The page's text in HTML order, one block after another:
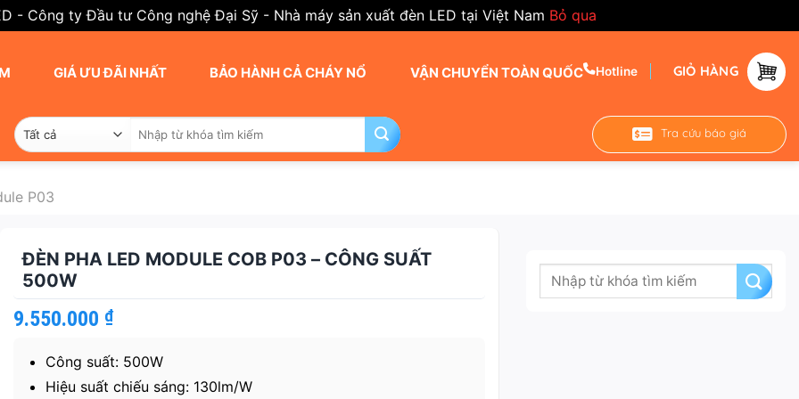
- Công ty Đầu tư Công nghệ Đại Sỹ - Nhà máy sản xuất đèn LED tại Việt Nam Bỏ qua
GIÁ ƯU ĐÃI NHẤT BẢO HÀNH CẢ CHÁY NỔ VẬN CHUYỂN TOÀN QUỐC Hotline GIỎ HÀNG
kiếm:
Tra cứu báo giá
P03
ĐÈN PHA LED MODULE COB P03 – CÔNG SUẤT
500W
9.550.000 ₫
Công suất: 500W
Hiệu suất chiếu sáng: 130lm/W